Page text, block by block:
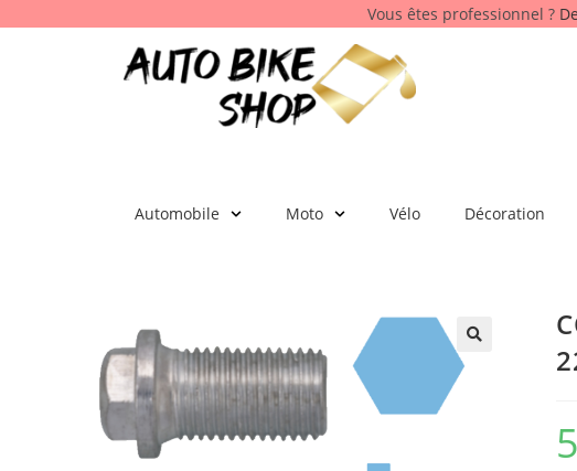
Vous êtes professionnel ?
Automobile Moto Vélo Décoration